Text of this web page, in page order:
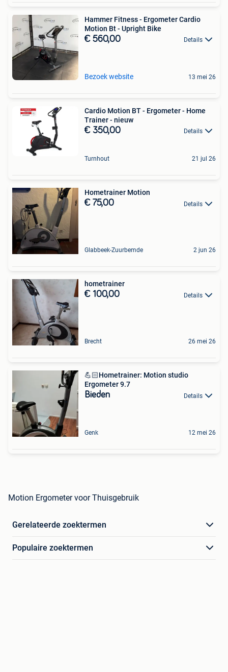
Hammer Fitness - Ergometer Cardio
Motion Bt - Upright Bike
€ 560,00 Details
Bezoek website 13 mei 26
Cardio Motion BT - Ergometer - Home
Trainer - nieuw
€ 350,00 Details
Turnhout 21 jul 26
Hometrainer Motion
€ 75,00 Details
Glabbeek-Zuurbemde 2 jun 26
hometrainer
€ 100,00 Details
Brecht 26 mei 26
💪🏻Hometrainer: Motion studio
Ergometer 9.7
Bieden Details
Genk 12 mei 26
Motion Ergometer voor Thuisgebruik
Gerelateerde zoektermen
Populaire zoektermen